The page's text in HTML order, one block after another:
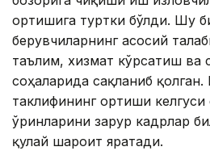
ортишига туртки бўлди. Шу
берувчиларнинг асосий
таълим, хизмат кўрсатиш ва
соҳаларида сақланиб
таклифининг ортиши
ўринларини зарур кадрлар
қулай шароит яратади.